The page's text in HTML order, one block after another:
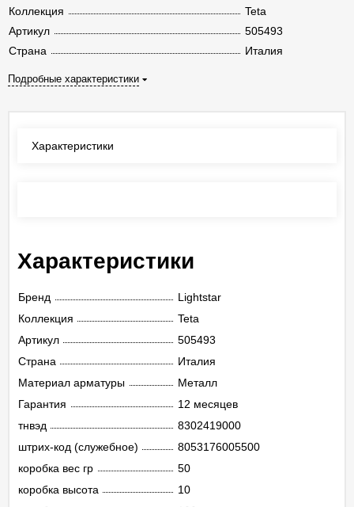
Коллекция
Teta
Артикул
505493
Страна
Италия
Подробные характеристики
Характеристики
Характеристики
Бренд
Lightstar
Коллекция
Teta
Артикул
505493
Страна
Италия
Материал арматуры
Металл
Гарантия
12 месяцев
тнвэд
8302419000
штрих-код (служебное)
8053176005500
коробка вес гр
50
коробка высота
10